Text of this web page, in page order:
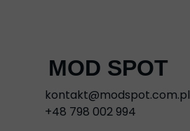
MOD SPOT
kontakt@modspot.com.pl
+48 798 002 994